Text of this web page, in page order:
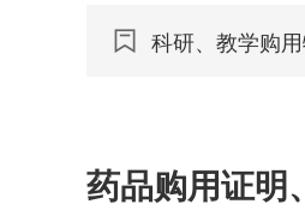
科研、教学购
药品购用证明